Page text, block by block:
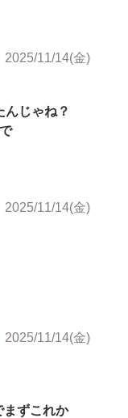
2025/11/14(金)
んじゃね？
2025/11/14(金)
2025/11/14(金)
まずこれか